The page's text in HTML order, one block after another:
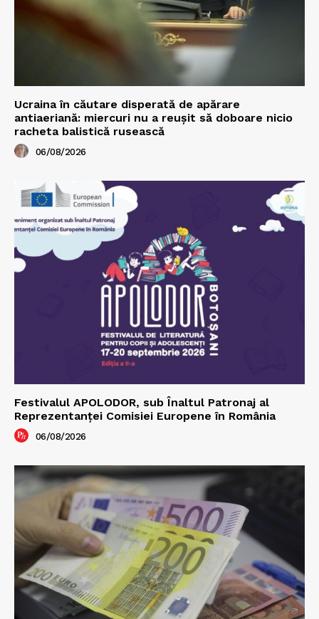
Ucraina în căutare disperată de apărare
antiaeriană: miercuri nu a reușit să doboare nicio
racheta balistică rusească
06/08/2026
Festivalul APOLODOR, sub Înaltul Patronaj al
Reprezentanței Comisiei Europene în România
06/08/2026